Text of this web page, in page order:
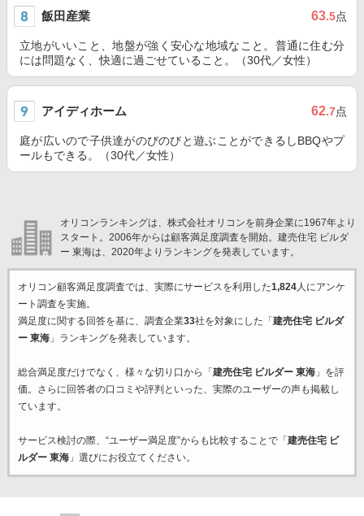
飯田産業 63.5点
立地がいいこと、地盤が強く安心な地域なこと。普通に住む分
には問題なく、快適に過ごせていること。（30代／女性）
アイディホーム 62.7点
庭が広いので子供達がのびのびと遊ぶことができるしBBQやプ
ールもできる。（30代／女性）
オリコンランキングは、株式会社オリコンを前身企業に1967年より
スタート。2006年からは顧客満足度調査を開始。建売住宅 ビルダ
ー 東海は、2020年よりランキングを発表しています。
オリコン顧客満足度調査では、実際にサービスを利用した1,824人にアンケ
ート調査を実施。
満足度に関する回答を基に、調査企業33社を対象にした「 建売住宅 ビルダ
ー 東海」ランキングを発表しています。
総合満足度だけでなく、様々な切り口から「 建売住宅 ビルダー 東海」を評
価。さらに回答者の口コミや評判といった、実際のユーザーの声も掲載し
ています。
サービス検討の際、“ユーザー満足度”からも比較することで「 建売住宅 ビ
ルダー 東海」選びにお役立てください。